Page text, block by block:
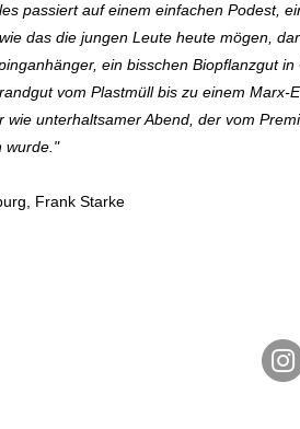
passiert auf einem einfachen Podest,
das die jungen Leute heute mögen,
ein bisschen Biopflanzgut
vom Plastmüll bis zu einem Marx-
wie unterhaltsamer Abend, der vom
wurde."
Frank Starke